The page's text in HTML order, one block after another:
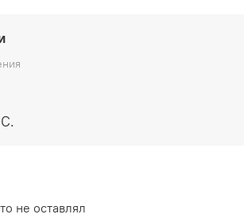
не оставлял